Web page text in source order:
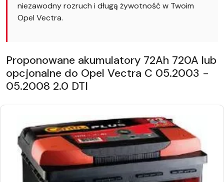
niezawodny rozruch i długą żywotność w Twoim
Opel Vectra.
Proponowane akumulatory 72Ah 720A lub
opcjonalne do Opel Vectra C 05.2003 -
05.2008 2.0 DTI